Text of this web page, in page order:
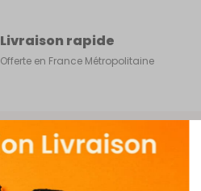
Livraison rapide
Offerte en France Métropolitaine